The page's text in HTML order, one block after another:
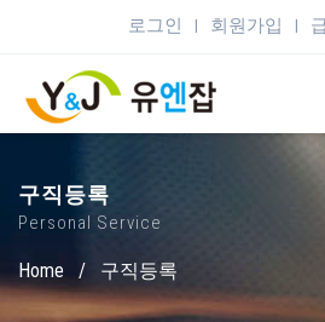
로그인 | 회원가입 |
구직등록
Personal Service
Home / 구직등록